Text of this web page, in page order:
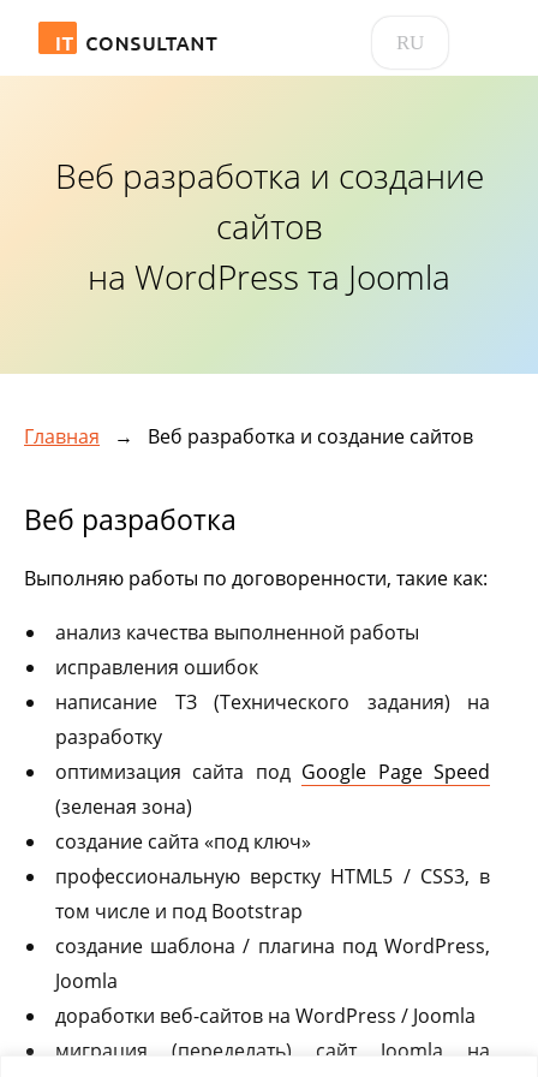
RU
Веб разработка и создание
сайтов
на WordPress та Joomla
Главная → Веб разработка и создание сайтов
Веб разработка
Выполняю работы по договоренности, такие как:
анализ качества выполненной работы
исправления ошибок
написание ТЗ (Технического задания) на
разработку
оптимизация сайта под Google Page Speed
(зеленая зона)
создание сайта «под ключ»
профессиональную верстку HTML5 / CSS3, в
том числе и под Bootstrap
создание шаблона / плагина под WordPress,
Joomla
доработки веб-сайтов на WordPress / Joomla
миграция (переделать) сайт Joomla на